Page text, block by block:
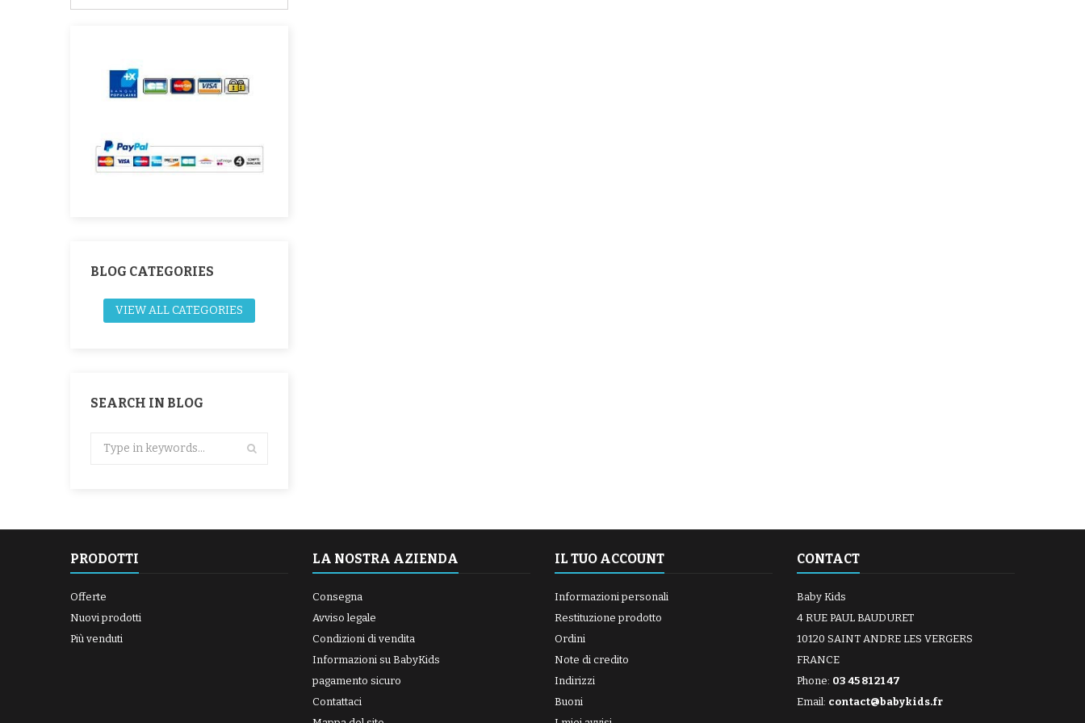
BLOG CATEGORIES
VIEW ALL CATEGORIES
SEARCH IN BLOG
PRODOTTI
Offerte
Nuovi prodotti
Più venduti
LA NOSTRA AZIENDA
Consegna
Avviso legale
Condizioni di vendita
Informazioni su BabyKids
pagamento sicuro
Contattaci
IL TUO ACCOUNT
Informazioni personali
Restituzione prodotto
Ordini
Note di credito
Indirizzi
Buoni
CONTACT
Baby Kids
4 RUE PAUL BAUDURET
10120 SAINT ANDRE LES VERGERS
FRANCE
Phone: 03 45 81 21 47
Email: contact@babykids.fr